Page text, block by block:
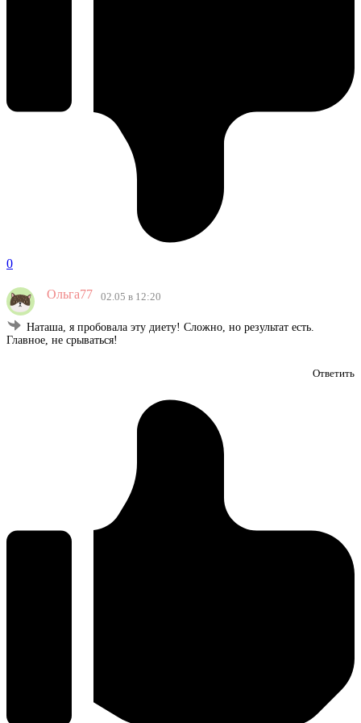
0
Ольга77 02.05 в 12:20
Наташа, я пробовала эту диету! Сложно, но результат есть.
Главное, не срываться!
Ответить